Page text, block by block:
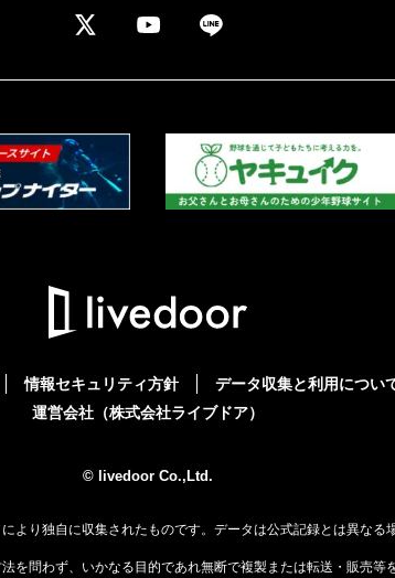
情報セキュリティ方針
データ収集と利用につい
運営会社（株式会社ライブドア）
© livedoor Co.,Ltd.
より独自に収集されたものです。データは公式記録とは異なる
を問わず、いかなる目的であれ無断で複製または転送・販売等